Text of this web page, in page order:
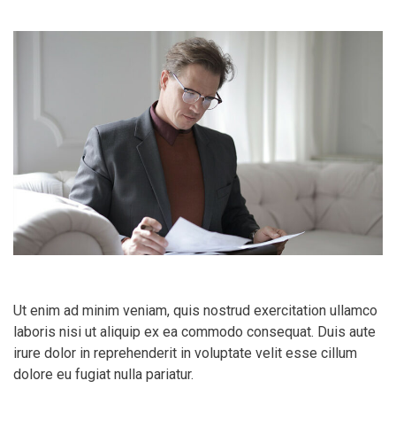
Ut enim ad minim veniam, quis nostrud exercitation ullamco
laboris nisi ut aliquip ex ea commodo consequat. Duis aute
irure dolor in reprehenderit in voluptate velit esse cillum
dolore eu fugiat nulla pariatur.